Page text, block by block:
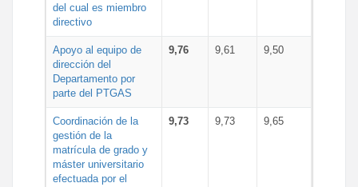
del cual es miembro
directivo
Apoyo al equipo de
dirección del
Departamento por
parte del PTGAS
9,76 9,61 9,50
Coordinación de la
gestión de la
matrícula de grado y
máster universitario
efectuada por el
9,73 9,73 9,65